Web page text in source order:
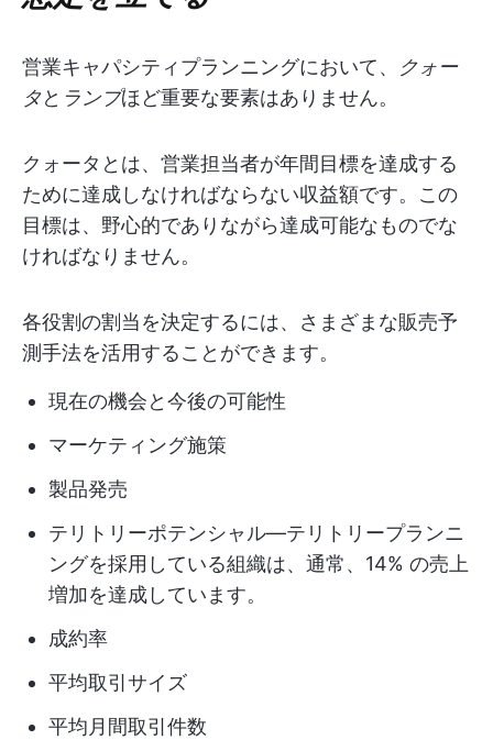
営業キャパシティプランニングにおいて、
クォー
タと ランプほど重要な要素はありません。
クォータとは、営業担当者が年間目標を達成する
ために達成しなければならない収益額です。この
目標は、野心的でありながら達成可能なものでな
ければなりません。
各役割の割当を決定するには、さまざまな販売予
測手法を活用することができます。
現在の機会と今後の可能性
マーケティング施策
製品発売
テリトリーポテンシャル—テリトリープランニ
ングを採用している組織は、通常、14% の売上
増加を達成しています。
成約率
平均取引サイズ
平均月間取引件数